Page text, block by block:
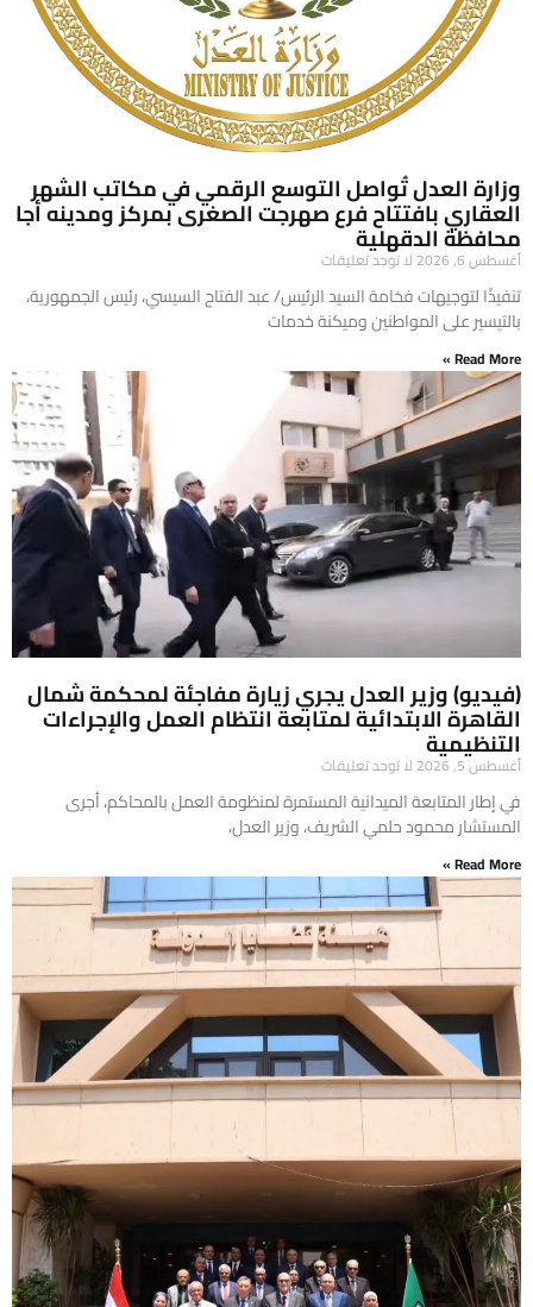
وزارة العدل تُواصل التوسع الرقمي في مكاتب الشهر
العقاري بافتتاح فرع صهرجت الصغرى بمركز ومدينه أجا
محافظة الدقهلية
أغسطس 6, 2026 لا توجد تعليقات
تنفيذًا لتوجيهات فخامة السيد الرئيس/ عبد الفتاح السيسي، رئيس الجمهورية،
بالتيسير على المواطنين وميكنة خدمات
Read More »
(فيديو) وزير العدل يجري زيارة مفاجئة لمحكمة شمال
القاهرة الابتدائية لمتابعة انتظام العمل والإجراءات
التنظيمية
أغسطس 5, 2026 لا توجد تعليقات
في إطار المتابعة الميدانية المستمرة لمنظومة العمل بالمحاكم، أجرى
المستشار محمود حلمي الشريف، وزير العدل،
Read More »